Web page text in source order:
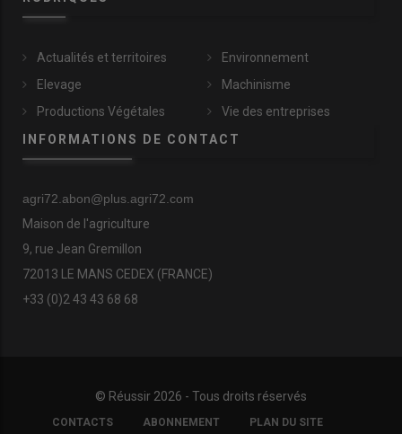
Actualités et territoires
Elevage
Productions Végétales
Environnement
Machinisme
Vie des entreprises
INFORMATIONS DE CONTACT
agri72.abon@plus.agri72.com
Maison de l'agriculture
9, rue Jean Gremillon
72013 LE MANS CEDEX (FRANCE)
+33 (0)2 43 43 68 68
© Réussir 2026 - Tous droits réservés
FOOTER
COPYRIGHT
CONTACTS ABONNEMENT PLAN DU SITE